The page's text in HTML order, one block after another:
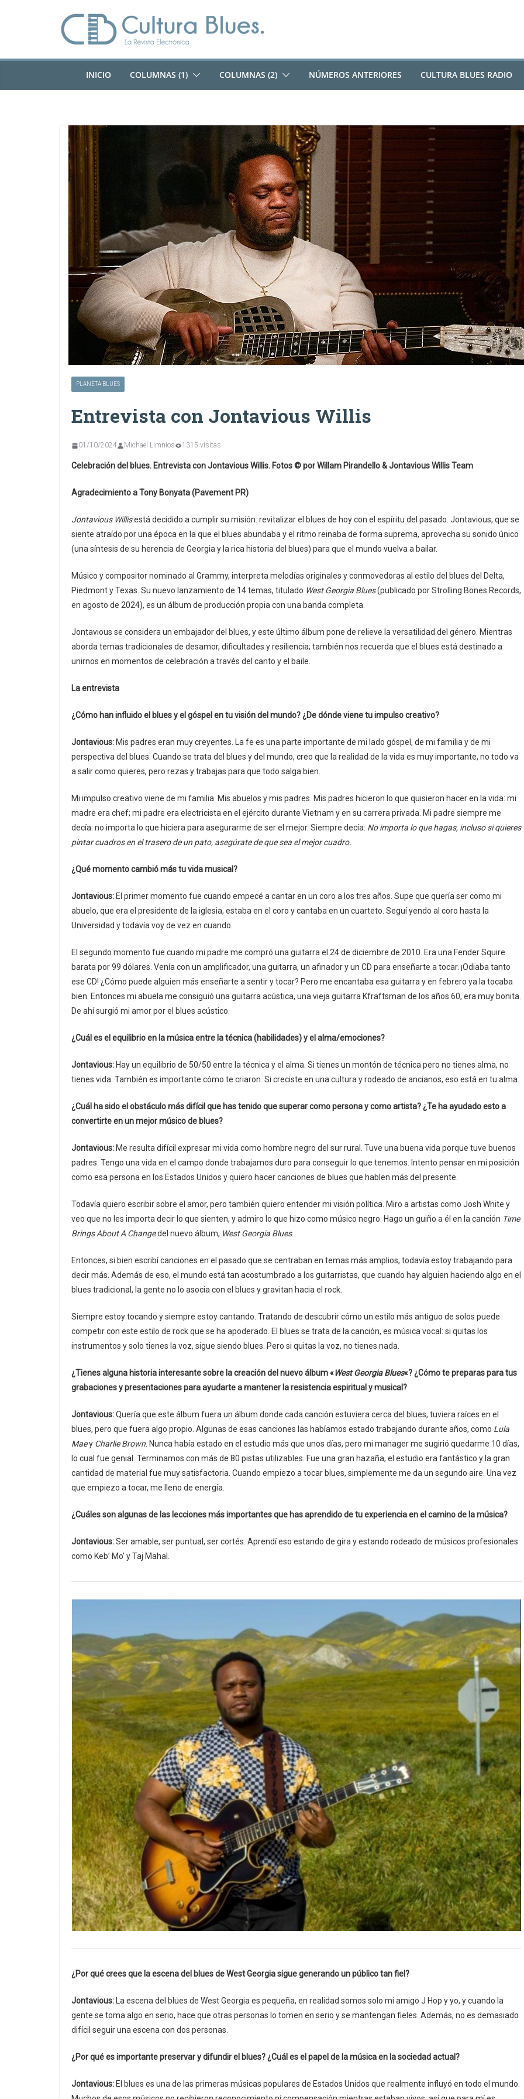
INICIO COLUMNAS (1) COLUMNAS (2) NÚMEROS ANTERIORES CULTURA BLUES RADIO
PLANETA BLUES
Entrevista con Jontavious Willis
01/10/2024 Michael Limnios 1315 visitas
Celebración del blues. Entrevista con Jontavious Willis. Fotos © por Willam Pirandello & Jontavious Willis Team
Agradecimiento a Tony Bonyata (Pavement PR)
Jontavious Willisestá decidido a cumplir su misión: revitalizar el blues de hoy con el espíritu del pasado. Jontavious, que se
siente atraído por una época en la que el blues abundaba y el ritmo reinaba de forma suprema, aprovecha su sonido único
(una síntesis de su herencia de Georgia y la rica historia del blues) para que el mundo vuelva a bailar.
Músico y compositor nominado al Grammy, interpreta melodías originales y conmovedoras al estilo del blues del Delta,
Piedmont y Texas. Su nuevo lanzamiento de 14 temas, titulado West Georgia Blues(publicado por Strolling Bones Records,
en agosto de 2024), es un álbum de producción propia con una banda completa.
Jontavious se considera un embajador del blues, y este último álbum pone de relieve la versatilidad del género. Mientras
aborda temas tradicionales de desamor, dificultades y resiliencia; también nos recuerda que el blues está destinado a
unirnos en momentos de celebración a través del canto y el baile.
La entrevista
¿Cómo han influido el blues y el góspel en tu visión del mundo? ¿De dónde viene tu impulso creativo?
Jontavious: Mis padres eran muy creyentes. La fe es una parte importante de mi lado góspel, de mi familia y de mi
perspectiva del blues. Cuando se trata del blues y del mundo, creo que la realidad de la vida es muy importante, no todo va
a salir como quieres, pero rezas y trabajas para que todo salga bien.
Mi impulso creativo viene de mi familia. Mis abuelos y mis padres. Mis padres hicieron lo que quisieron hacer en la vida: mi
madre era chef; mi padre era electricista en el ejército durante Vietnam y en su carrera privada. Mi padre siempre me
decía: no importa lo que hiciera para asegurarme de ser el mejor. Siempre decía: No importa lo que hagas, incluso si quieres
pintar cuadros en el trasero de un pato, asegúrate de que sea el mejor cuadro.
¿Qué momento cambió más tu vida musical?
Jontavious: El primer momento fue cuando empecé a cantar en un coro a los tres años. Supe que quería ser como mi
abuelo, que era el presidente de la iglesia, estaba en el coro y cantaba en un cuarteto. Seguí yendo al coro hasta la
Universidad y todavía voy de vez en cuando.
El segundo momento fue cuando mi padre me compró una guitarra el 24 de diciembre de 2010. Era una Fender Squire
barata por 99 dólares. Venía con un amplificador, una guitarra, un afinador y un CD para enseñarte a tocar. ¡Odiaba tanto
ese CD! ¿Cómo puede alguien más enseñarte a sentir y tocar? Pero me encantaba esa guitarra y en febrero ya la tocaba
bien. Entonces mi abuela me consiguió una guitarra acústica, una vieja guitarra Kfraftsman de los años 60, era muy bonita.
De ahí surgió mi amor por el blues acústico.
¿Cuál es el equilibrio en la música entre la técnica (habilidades) y el alma/emociones?
Jontavious: Hay un equilibrio de 50/50 entre la técnica y el alma. Si tienes un montón de técnica pero no tienes alma, no
tienes vida. También es importante cómo te criaron. Si creciste en una cultura y rodeado de ancianos, eso está en tu alma.
¿Cuál ha sido el obstáculo más difícil que has tenido que superar como persona y como artista? ¿Te ha ayudado esto a
convertirte en un mejor músico de blues?
Jontavious: Me resulta difícil expresar mi vida como hombre negro del sur rural. Tuve una buena vida porque tuve buenos
padres. Tengo una vida en el campo donde trabajamos duro para conseguir lo que tenemos. Intento pensar en mi posición
como esa persona en los Estados Unidos y quiero hacer canciones de blues que hablen más del presente.
Todavía quiero escribir sobre el amor, pero también quiero entender mi visión política. Miro a artistas como Josh White y
veo que no les importa decir lo que sienten, y admiro lo que hizo como músico negro. Hago un guiño a él en la canción Time
Brings About A Changedel nuevo álbum, West Georgia Blues.
Entonces, si bien escribí canciones en el pasado que se centraban en temas más amplios, todavía estoy trabajando para
decir más. Además de eso, el mundo está tan acostumbrado a los guitarristas, que cuando hay alguien haciendo algo en el
blues tradicional, la gente no lo asocia con el blues y gravitan hacia el rock.
Siempre estoy tocando y siempre estoy cantando. Tratando de descubrir cómo un estilo más antiguo de solos puede
competir con este estilo de rock que se ha apoderado. El blues se trata de la canción, es música vocal: si quitas los
instrumentos y solo tienes la voz, sigue siendo blues. Pero si quitas la voz, no tienes nada.
¿Tienes alguna historia interesante sobre la creación del nuevo álbum «West Georgia Blues«? ¿Cómo te preparas para tus
grabaciones y presentaciones para ayudarte a mantener la resistencia espiritual y musical?
Jontavious:Quería que este álbum fuera un álbum donde cada canción estuviera cerca del blues, tuviera raíces en el
blues, pero que fuera algo propio. Algunas de esas canciones las habíamos estado trabajando durante años, como Lula
Maey Charlie Brown . Nunca había estado en el estudio más que unos días, pero mi manager me sugirió quedarme 10 días,
lo cual fue genial. Terminamos con más de 80 pistas utilizables. Fue una gran hazaña, el estudio era fantástico y la gran
cantidad de material fue muy satisfactoria. Cuando empiezo a tocar blues, simplemente me da un segundo aire. Una vez
que empiezo a tocar, me lleno de energía.
¿Cuáles son algunas de las lecciones más importantes que has aprendido de tu experiencia en el camino de la música?
Jontavious:Ser amable, ser puntual, ser cortés. Aprendí eso estando de gira y estando rodeado de músicos profesionales
como Keb’ Mo’ y Taj Mahal.
¿Por qué crees que la escena del blues de West Georgia sigue generando un público tan fiel?
Jontavious: La escena del blues de West Georgia es pequeña, en realidad somos solo mi amigo J Hop y yo, y cuando la
gente se toma algo en serio, hace que otras personas lo tomen en serio y se mantengan fieles. Además, no es demasiado
difícil seguir una escena con dos personas.
¿Por qué es importante preservar y difundir el blues? ¿Cuál es el papel de la música en la sociedad actual?
Jontavious: El blues es una de las primeras músicas populares de Estados Unidos que realmente influyó en todo el mundo.